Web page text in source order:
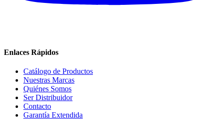
Enlaces Rápidos
Catálogo de Productos
Nuestras Marcas
Quiénes Somos
Ser Distribuidor
Contacto
Garantía Extendida